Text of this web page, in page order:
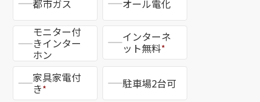
都市ガス
オール電化
モニター付
きインター
ホン
インターネ
ット無料*
家具家電付
き*
駐車場2台可